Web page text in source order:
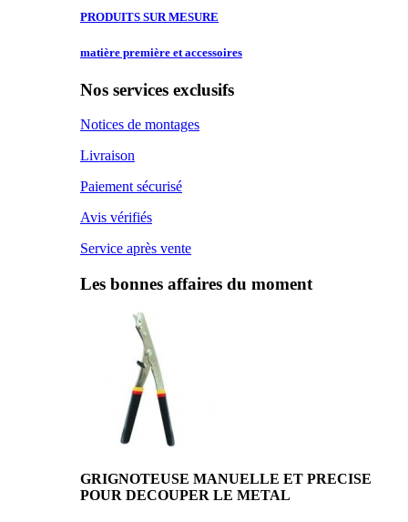
PRODUITS SURMESURE
matière première et accessoires
Nos services exclusifs
Notices de montages
Livraison
Paiement sécurisé
Avis vérifiés
Service après vente
Les bonnes affaires du moment
GRIGNOTEUSE MANUELLE ET PRECISE
POUR DECOUPER LE METAL